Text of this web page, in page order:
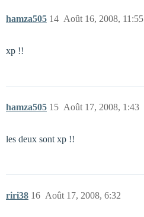
hamza505 Août 16, 2008, 11:55
14
xp !!
hamza505 Août 17, 2008, 1:43
15
les deux sont xp !!
riri38 Août 17, 2008, 6:32
16